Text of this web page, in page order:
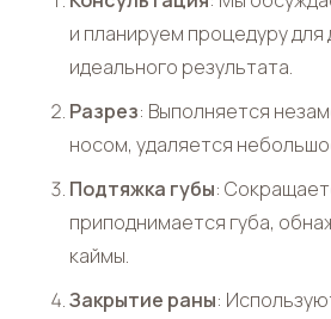
и планируем процедуру
идеального результата.
Разрез: Выполняется
носом, удаляется
Подтяжка губы:
приподнимается губа,
каймы.
Закрытие раны: